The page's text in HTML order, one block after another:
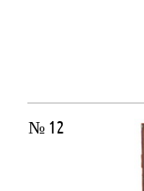
№ 12